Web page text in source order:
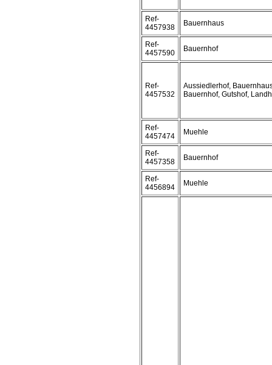
Ref-
4457938
Bauernhaus
Ref-
4457590
Bauernhof
Ref-
4457532
Aussiedlerhof,
Bauernhof, Gutshof,
Ref-
4457474
Muehle
Ref-
4457358
Bauernhof
Ref-
4456894
Muehle